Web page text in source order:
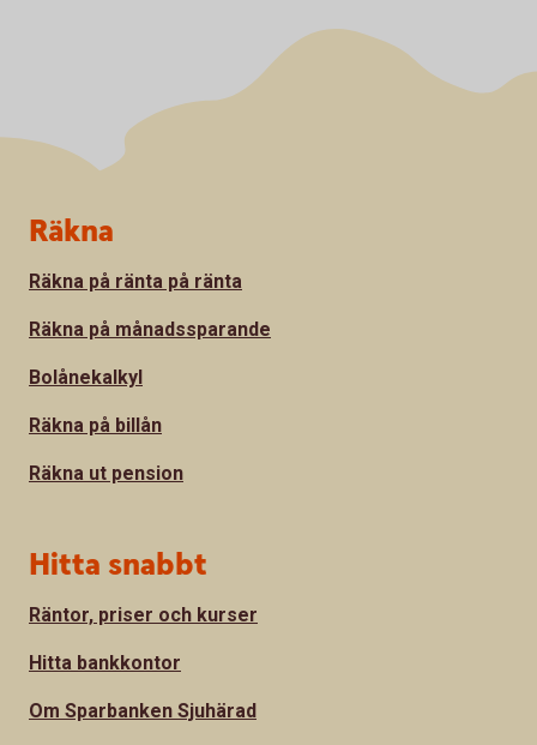
Sidfot
Räkna
Räkna på ränta på ränta
Räkna på månadssparande
Bolånekalkyl
Räkna på billån
Räkna ut pension
Hitta snabbt
Räntor, priser och kurser
Hitta bankkontor
Om Sparbanken Sjuhärad